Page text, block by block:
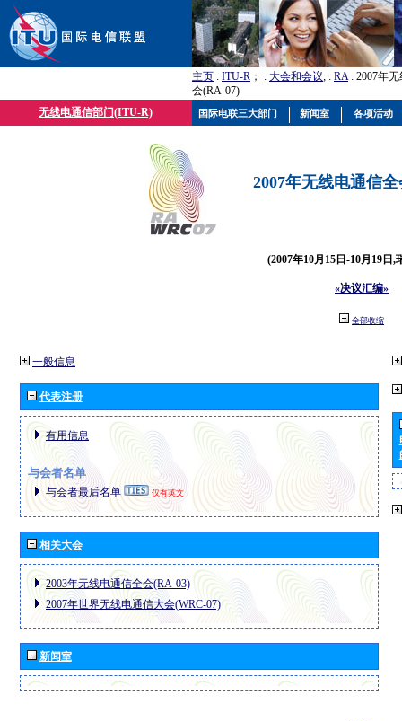
主页 : ITU-R ； : 大会和会议; : RA: 2007年
会(RA-07)
无线电通信部门(ITU-R)
2007年无线电通信
(2007年10月15日-10月19日,
«决议汇编»
全部收缩
一般信息
代表注册
有用信息
与会者名单
与会者最后名单 仅有英文
相关大会
2003年无线电通信全会(RA-03)
2007年世界无线电通信大会(WRC-07)
新闻室
国际电联三大部门 新闻室 各项活动